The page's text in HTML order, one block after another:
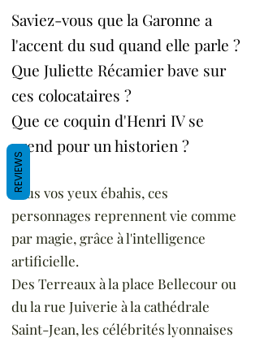
Saviez-vous que la Garonne a
l'accent du sud quand elle parle ?
Que Juliette Récamier bave sur
ces colocataires ?
Que ce coquin d'Henri IV se
prend pour un historien ?
Sous vos yeux ébahis, ces
personnages reprennent vie comme
par magie, grâce à l'intelligence
artificielle.
Des Terreaux à la place Bellecour ou
du la rue Juiverie à la cathédrale
Saint-Jean, les célébrités lyonnaises
REVIEWS